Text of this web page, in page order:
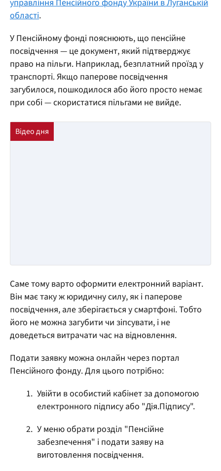
управління Пенсійного фонду України в Луганській
області.
У Пенсійному фонді пояснюють, що пенсійне
посвідчення — це документ, який підтверджує
право на пільги. Наприклад, безплатний проїзд у
транспорті. Якщо паперове посвідчення
загубилося, пошкодилося або його просто немає
при собі — скористатися пільгами не вийде.
Саме тому варто оформити електронний варіант.
Він має таку ж юридичну силу, як і паперове
посвідчення, але зберігається у смартфоні. Тобто
його не можна загубити чи зіпсувати, і не
доведеться витрачати час на відновлення.
Подати заявку можна онлайн через портал
Пенсійного фонду. Для цього потрібно:
Увійти в особистий кабінет за допомогою
електронного підпису або "Дія.Підпису".
У меню обрати розділ "Пенсійне
забезпечення" і подати заяву на
виготовлення посвідчення.